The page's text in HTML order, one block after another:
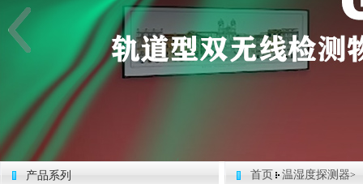
产品系列 首页 温湿度探测器>